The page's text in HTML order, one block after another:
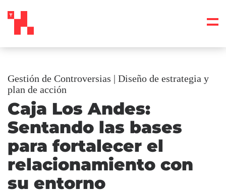
Gestión de Controversias | Diseño de estrategia y
plan de acción
Caja Los Andes:
Sentando las bases
para fortalecer el
relacionamiento con
su entorno